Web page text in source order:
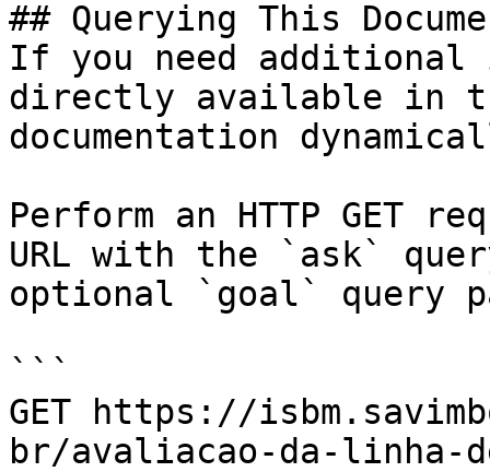
## Querying This
If you need
directly available in
documentation
Perform an HTTP GET
URL with the `ask`
optional `goal` query
```
GET https://
br/avaliacao-da-linha-